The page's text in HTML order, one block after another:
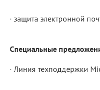
· защита электронной
Специальные
· Линия техподдержки